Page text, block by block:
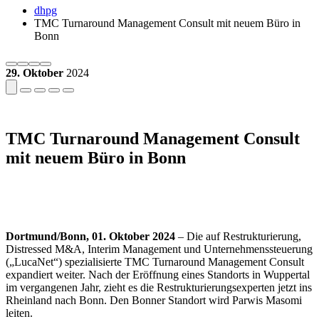
dhpg
TMC Turnaround Management Consult mit neuem Büro in
Bonn
29. Oktober 2024
TMC Turnaround Management Consult
mit neuem Büro in Bonn
Dortmund/Bonn, 01. Oktober 2024 – Die auf Restrukturierung,
Distressed M&A, Interim Management und Unternehmenssteuerung
(„LucaNet“) spezialisierte TMC Turnaround Management Consult
expandiert weiter. Nach der Eröffnung eines Standorts in Wuppertal
im vergangenen Jahr, zieht es die Restrukturierungsexperten jetzt ins
Rheinland nach Bonn. Den Bonner Standort wird Parwis Masomi
leiten.